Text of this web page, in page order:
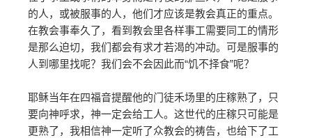
的人，或被服事的人，他们才应该是教会真正的重点。
在教会事奉久了，看到教会里各样事工需要同工的情形
是那么迫切，我们都会有求才若渴的冲动。可是服事的
人到哪里找呢？我们会不会因此而“饥不择食”呢？
耶稣当年在四福音提醒他的门徒禾场里的庄稼熟了，只
要向神呼求，神一定会给工人。这世代的庄稼只可能是
更熟了，我相信神一定听了众教会的祷告，也给下了工